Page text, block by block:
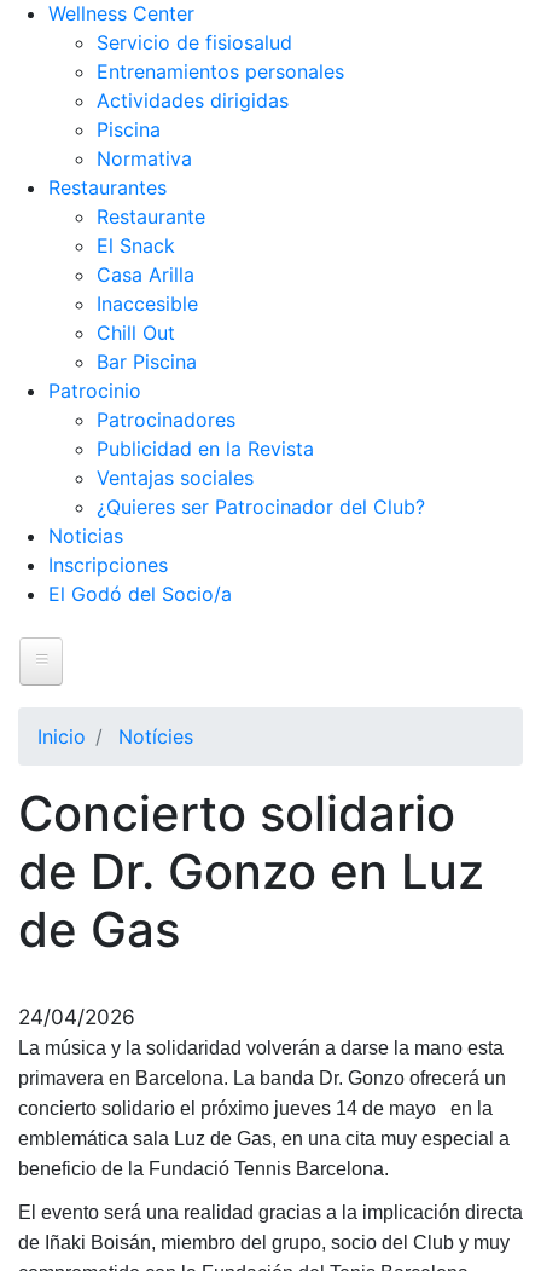
Wellness Center
Servicio de fisiosalud
Entrenamientos personales
Actividades dirigidas
Piscina
Normativa
Restaurantes
Restaurante
El Snack
Casa Arilla
Inaccesible
Chill Out
Bar Piscina
Patrocinio
Patrocinadores
Publicidad en la Revista
Ventajas sociales
¿Quieres ser Patrocinador del Club?
Noticias
Inscripciones
El Godó del Socio/a
Historia
Nuestra
historia
Cronología
Presidentes
Junta
directiva
Comisiones
y comités
Estructura
Fundación
Inicio Notícies
Concierto solidario
de Dr. Gonzo en Luz
de Gas
24/04/2026
La música y la solidaridad volverán a darse la mano esta
primavera en Barcelona. La banda Dr. Gonzo ofrecerá un
concierto solidario el próximo jueves 14 de mayo en la
emblemática sala Luz de Gas, en una cita muy especial a
beneficio de la Fundació Tennis Barcelona.
El evento será una realidad gracias a la implicación directa
de Iñaki Boisán, miembro del grupo, socio del Club y muy